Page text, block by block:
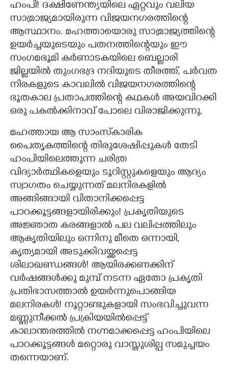
CARTOONS
LITERATURE
ZOOM
CONTACT US
ഹംപി! ദക്ഷിണേന്ത്യയിലെ ഏറ്റവും വലിയ
സാമ്രാജ്യമായിരുന്ന വിജയനഗരത്തിന്റെ
ആസ്ഥാനം. മഹത്തായൊരു സാമ്രാജ്യത്തിന്റെ
ഉയർച്ചയുടെയും പതനത്തിന്റെയും ഈ
സംഗമഭൂമി കർണാടകയിലെ ബെല്ലാരി
ജില്ലയിൽ തുംഗഭദ്ര നദിയുടെ തീരത്ത്,​ പർവത
നിരകളുടെ കാവലിൽ വിജയനഗരത്തിന്റെ
ഭൂതകാല പ്രതാപത്തിന്റെ കഥകൾ അയവിറക്കി
ഒരു പകൽക്കിനാവ് പോലെ വിരാജിക്കുന്നു.
മഹത്തായ ആ സാംസ്‌കാരിക
പൈതൃകത്തിന്റെ തിരുശേഷിപ്പുകൾ തേടി
ഹംപിയിലെത്തുന്ന ചരിത്ര
വിദ്യാർത്ഥികളെയും ടൂറിസ്റ്റുകളെയും ആദ്യം
സ്വാഗതം ചെയ്യുന്നത് മലനിരകളിൽ
അങ്ങിങ്ങായി വിതാനിക്കപ്പെട്ട
പാറക്കൂട്ടങ്ങളായിരിക്കും! പ്രകൃതിയുടെ
അജ്ഞാത കരങ്ങളാൽ പല വലിപ്പത്തിലും
ആകൃതിയിലും ഒന്നിനു മീതെ ഒന്നായി,​
കൃത്യമായി അടുക്കിവയ്ക്കപ്പെട്ട
ശിലാഖണ്ഡങ്ങൾ! ആയിരക്കണക്കിന്
വർഷങ്ങൾക്കു മുമ്പ് നടന്ന ഏതോ പ്രകൃതി
പ്രതിഭാസത്താൽ ഉയർന്നുപൊങ്ങിയ
മലനിരകൾ! നൂറ്റാണ്ടുകളായി സംഭവിച്ചുവന്ന
മണ്ണുനീക്കൽ പ്രക്രിയയിൽപ്പെട്ട്
കാലാന്തരത്തിൽ നഗ്നമാക്കപ്പെട്ട ഹംപിയിലെ
പാറക്കൂട്ടങ്ങൾ മറ്റൊരു വാസ്തുശില്പ സമുച്ചയം
തന്നെയാണ്.